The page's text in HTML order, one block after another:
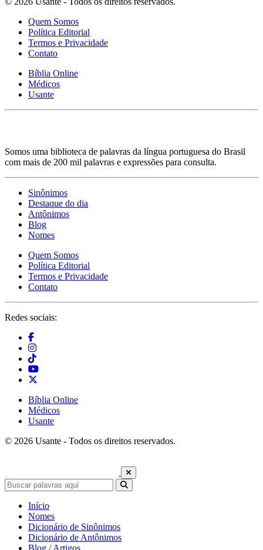
Quem Somos
Política Editorial
Termos e Privacidade
Contato
Bíblia Online
Médicos
Usante
Somos uma biblioteca de palavras da língua portuguesa do Brasil
com mais de 200 mil palavras e expressões para consulta.
Sinônimos
Destaque do dia
Antônimos
Blog
Nomes
Quem Somos
Política Editorial
Termos e Privacidade
Contato
Redes sociais:
Bíblia Online
Médicos
Usante
© 2026 Usante - Todos os direitos reservados.
Início
Nomes
Dicionário de Sinônimos
Dicionário de Antônimos
Blog / Artigos